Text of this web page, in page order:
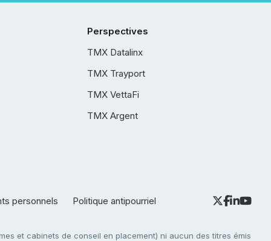
Perspectives
TMX Datalinx
TMX Trayport
TMX VettaFi
TMX Argent
personnels Politique antipourriel
et cabinets de conseil en placement) ni aucun des titres émis